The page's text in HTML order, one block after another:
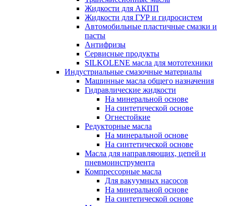
Жидкости для АКПП
Жидкости для ГУР и гидросистем
Автомобильные пластичные смазки и
пасты
Антифризы
Сервисные продукты
SILKOLENE масла для мототехники
Индустриальные смазочные материалы
Машинные масла общего назначения
Гидравлические жидкости
На минеральной основе
На синтетической основе
Огнестойкие
Редукторные масла
На минеральной основе
На синтетической основе
Масла для направляющих, цепей и
пневмоинструмента
Компрессорные масла
Для вакуумных насосов
На минеральной основе
На синтетической основе